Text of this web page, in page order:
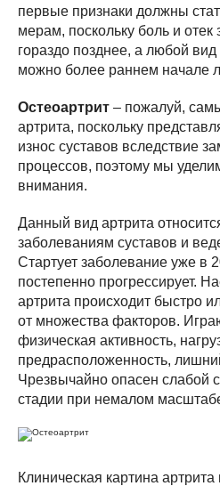
первые признаки должны
мерам, поскольку боль и отек
гораздо позднее, а любой вид
можно более раннем начале
Остеоартрит – пожалуй,
артрита, поскольку
износ суставов вследствие
процессов, поэтому мы
внимания.
Данный вид артрита
заболеваниям суставов и
Стартует заболевание уже в
постепенно прогрессирует.
артрита происходит быстро
от множества факторов.
физическая активность,
предрасположенность,
Чрезвычайно опасен слабой
стадии при немалом
Клиническая картина